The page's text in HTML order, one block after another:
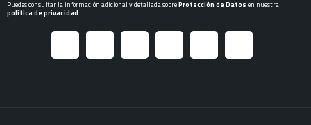
Puedes consultar la información adicional y detallada sobreProtección de Datos en nuestra
política de privacidad.